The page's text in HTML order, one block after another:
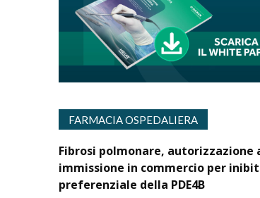
FARMACIA OSPEDALIERA
Fibrosi polmonare, autorizzazione
immissione in commercio per
preferenziale della PDE4B